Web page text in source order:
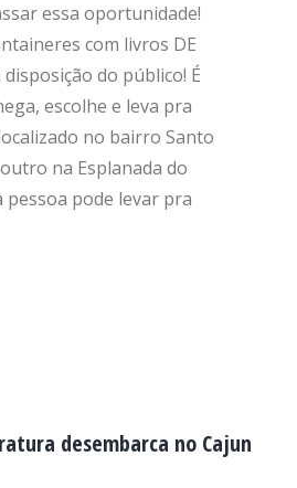
essa oportunidade!
com livros DE
disposição do público! É
escolhe e leva pra
no bairro Santo
na Esplanada do
pessoa pode levar pra
desembarca no Cajun